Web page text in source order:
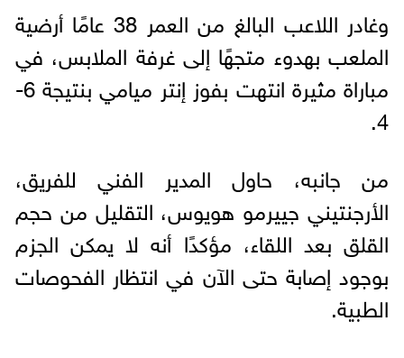
وغادر اللاعب البالغ من العمر 38 عامًا أرضية
الملعب بهدوء متجهًا إلى غرفة الملابس، في
مباراة مثيرة انتهت بفوز إنتر ميامي بنتيجة 6-
4.
من جانبه، حاول المدير الفني للفريق،
الأرجنتيني جييرمو هويوس، التقليل من حجم
القلق بعد اللقاء، مؤكدًا أنه لا يمكن الجزم
بوجود إصابة حتى الآن في انتظار الفحوصات
الطبية.